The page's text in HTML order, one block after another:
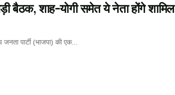
बैठक, शाह-योगी समेत ये नेता होंगे शामिल
पार्टी (भाजपा) की एक...